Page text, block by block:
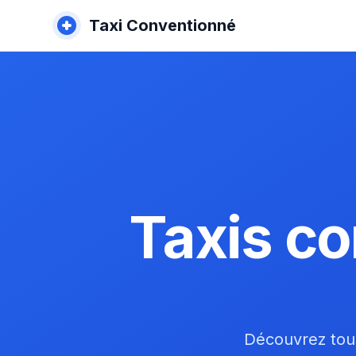
Taxi Conventionné
Taxis
Découvrez